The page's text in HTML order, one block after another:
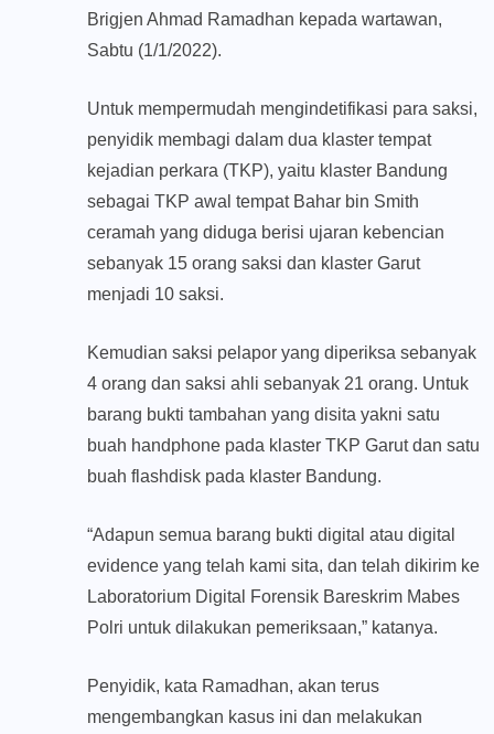
Brigjen Ahmad Ramadhan kepada wartawan,
Sabtu (1/1/2022).
Untuk mempermudah mengindetifikasi para saksi,
penyidik membagi dalam dua klaster tempat
kejadian perkara (TKP), yaitu klaster Bandung
sebagai TKP awal tempat Bahar bin Smith
ceramah yang diduga berisi ujaran kebencian
sebanyak 15 orang saksi dan klaster Garut
menjadi 10 saksi.
Kemudian saksi pelapor yang diperiksa sebanyak
4 orang dan saksi ahli sebanyak 21 orang. Untuk
barang bukti tambahan yang disita yakni satu
buah handphone pada klaster TKP Garut dan satu
buah flashdisk pada klaster Bandung.
“Adapun semua barang bukti digital atau digital
evidence yang telah kami sita, dan telah dikirim ke
Laboratorium Digital Forensik Bareskrim Mabes
Polri untuk dilakukan pemeriksaan,” katanya.
Penyidik, kata Ramadhan, akan terus
mengembangkan kasus ini dan melakukan